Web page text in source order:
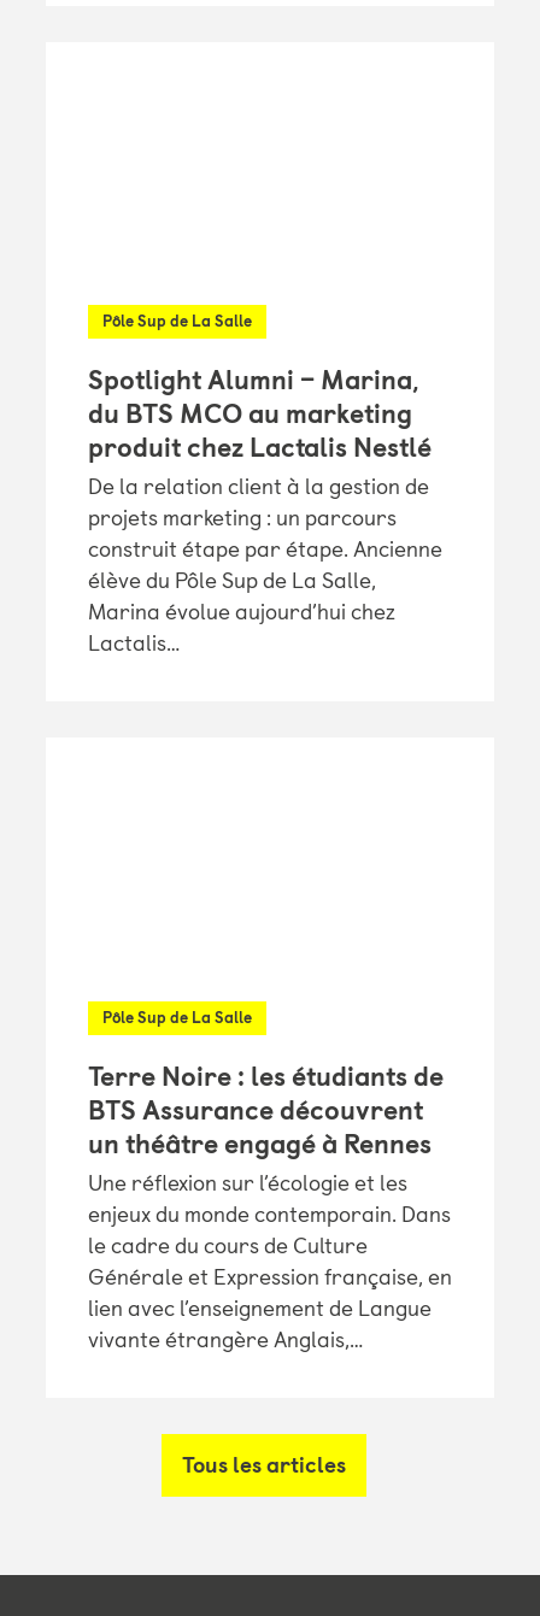
Pôle Sup de La Salle
Spotlight Alumni – Marina,
du BTS MCO au marketing
produit chez Lactalis Nestlé
De la relation client à la gestion de
projets marketing : un parcours
construit étape par étape. Ancienne
élève du Pôle Sup de La Salle,
Marina évolue aujourd’hui chez
Lactalis…
Pôle Sup de La Salle
Terre Noire : les étudiants de
BTS Assurance découvrent
un théâtre engagé à Rennes
Une réflexion sur l’écologie et les
enjeux du monde contemporain. Dans
le cadre du cours de Culture
Générale et Expression française, en
lien avec l’enseignement de Langue
vivante étrangère Anglais,…
Tous les articles